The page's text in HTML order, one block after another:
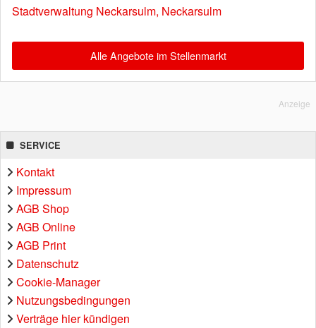
Stadtverwaltung Neckarsulm, Neckarsulm
Alle Angebote im Stellenmarkt
Anzeige
SERVICE
Kontakt
Impressum
AGB Shop
AGB Online
AGB Print
Datenschutz
Cookie-Manager
Nutzungsbedingungen
Verträge hier kündigen